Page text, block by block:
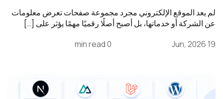
لم يعد الموقع الإلكتروني مجرد مجموعة صفحات تعرض معلومات
عن الشركة أو خدماتها، بل أصبح أصلًا رقميًا مهمًا يؤثر على […]
19 Jun, 2026
0 min read